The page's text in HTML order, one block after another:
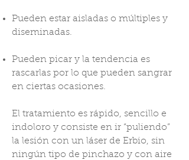
Pueden estar aisladas o múltiples y
diseminadas.
Pueden picar y la tendencia es
rascarlas por lo que pueden sangrar
en ciertas ocasiones.
El tratamiento es rápido, sencillo e
indoloro y consiste en ir “puliendo”
la lesión con un láser de Erbio, sin
ningún tipo de pinchazo y con aire